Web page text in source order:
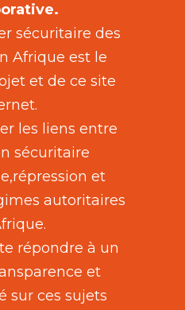
sécuritaire des
Afrique est le
et de ce site
les liens entre
sécuritaire
et
autoritaires
répondre à un
et
sur ces sujets